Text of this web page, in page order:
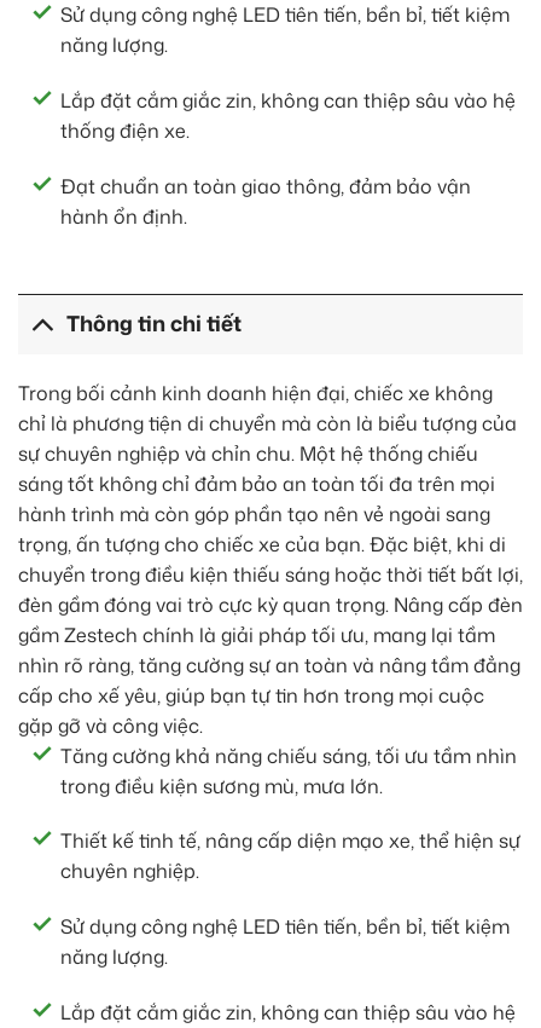
Sử dụng công nghệ LED tiên tiến, bền bỉ, tiết kiệm
năng lượng.
Lắp đặt cắm giắc zin, không can thiệp sâu vào hệ
thống điện xe.
Đạt chuẩn an toàn giao thông, đảm bảo vận
hành ổn định.
Thông tin chi tiết
Trong bối cảnh kinh doanh hiện đại, chiếc xe không
chỉ là phương tiện di chuyển mà còn là biểu tượng của
sự chuyên nghiệp và chỉn chu. Một hệ thống chiếu
sáng tốt không chỉ đảm bảo an toàn tối đa trên mọi
hành trình mà còn góp phần tạo nên vẻ ngoài sang
trọng, ấn tượng cho chiếc xe của bạn. Đặc biệt, khi di
chuyển trong điều kiện thiếu sáng hoặc thời tiết bất lợi,
đèn gầm đóng vai trò cực kỳ quan trọng. Nâng cấp đèn
gầm Zestech chính là giải pháp tối ưu, mang lại tầm
nhìn rõ ràng, tăng cường sự an toàn và nâng tầm đẳng
cấp cho xế yêu, giúp bạn tự tin hơn trong mọi cuộc
gặp gỡ và công việc.
Tăng cường khả năng chiếu sáng, tối ưu tầm nhìn
trong điều kiện sương mù, mưa lớn.
Thiết kế tinh tế, nâng cấp diện mạo xe, thể hiện sự
chuyên nghiệp.
Sử dụng công nghệ LED tiên tiến, bền bỉ, tiết kiệm
năng lượng.
Lắp đặt cắm giắc zin, không can thiệp sâu vào hệ